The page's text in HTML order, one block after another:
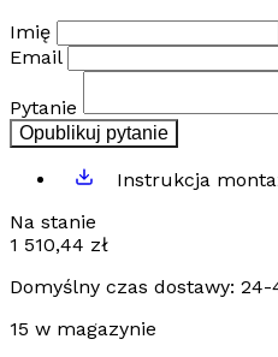
Imię
Email
Pytanie
Opublikuj pytanie
Instrukcja
Na stanie
1 510,44 zł
Domyślny czas dostawy: 24-
15 w magazynie